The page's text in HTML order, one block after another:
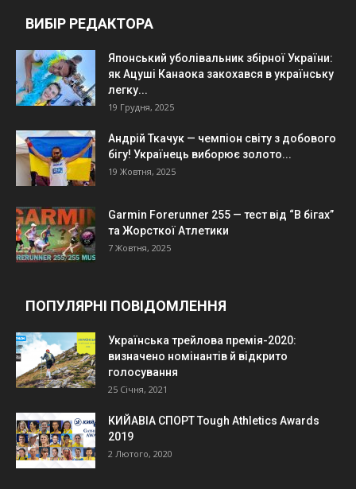
ВИБІР РЕДАКТОРА
Японський уболівальник збірної України:
як Ацуші Канаока закохався в українську
легку...
19 Грудня, 2025
Андрій Ткачук — чемпіон світу з добового
бігу! Українець виборює золото...
19 Жовтня, 2025
Garmin Forerunner 255 — тест від “В бігах”
та Жорсткої Атлетики
7 Жовтня, 2025
ПОПУЛЯРНІ ПОВІДОМЛЕННЯ
Українська трейлова премія-2020:
визначено номінантів й відкрито
голосування
25 Січня, 2021
КИЙАВІА СПОРТ Tough Athletics Awards
2019
2 Лютого, 2020